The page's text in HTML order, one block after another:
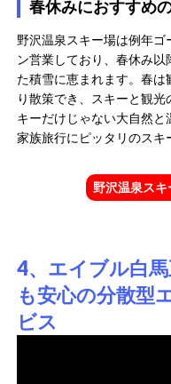
春休みにおすすめ
野沢温泉スキー場は例年
ン営業しており、春休み
た積雪に恵まれます。春
り散策でき、スキーと観
キーだけじゃない大自然
家族旅行にピッタリのスキ
野沢温泉ス
4、エイブル白
も安心の分散型
ビス